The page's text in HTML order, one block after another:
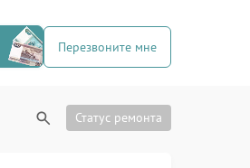
Перезвоните мне
Статус ремонта